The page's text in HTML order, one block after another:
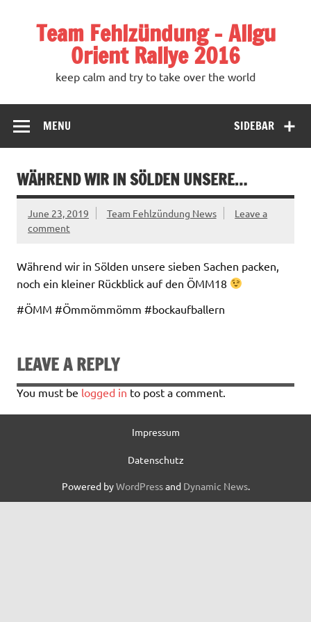
Team Fehlzündung – Allgu
Orient Rallye 2016
keep calm and try to take over the world
SIDEBAR
MENU
WÄHREND WIR IN SÖLDEN UNSERE…
June 23, 2019 Team Fehlzündung News
Leave a
comment
Während wir in Sölden unsere sieben Sachen packen,
noch ein kleiner Rückblick auf den ÖMM18
#ÖMM #Ömmömmömm #bockaufballern
LEAVE A REPLY
You must be logged in to post a comment.
Impressum
Datenschutz
Powered byWordPressand Dynamic News.